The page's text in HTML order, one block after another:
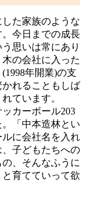
た家族のような
今日までの成長
思いは常にあり
の会社に入った
年開業)の支
れることもしば
ています。
カーボール203
「中本造林とい
に会社名を入れ
子どもたちへの
、そんなふうに
育てていって欲